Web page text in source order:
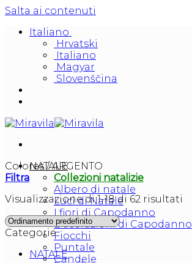
Salta ai contenuti
Italiano
Hrvatski
Italiano
Magyar
Slovenščina
NATALE
Collezioni natalizie
Albero di natale
Luci di Natale
I fiori di Capodanno
Decorazioni di Capodanno
Fiocchi
Puntale
Candele
Colores/ARGENTO
Filtra
Visualizzazione di 1-18 di 62 risultati
Categorie
NATALE